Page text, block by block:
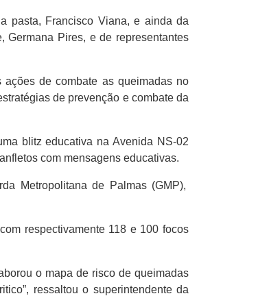
pasta, Francisco Viana, e ainda da
Germana Pires, e de representantes
de combate as queimadas no
de prevenção e combate da
blitz educativa na Avenida NS-02
com mensagens educativas.
Metropolitana de Palmas (GMP),
respectivamente 118 e 100 focos
o mapa de risco de queimadas
ressaltou o superintendente da